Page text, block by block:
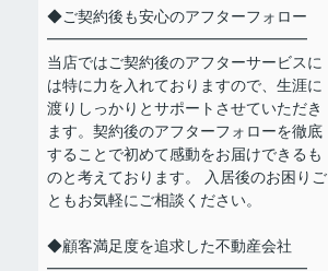
◆ご契約後も安心のアフターフォロー
━━━━━━━━━━━━━━━━━
当店ではご契約後のアフターサービスに
は特に力を入れておりますので、生涯に
渡りしっかりとサポートさせていただき
ます。契約後のアフターフォローを徹底
することで初めて感動をお届けできるも
のと考えております。 入居後のお困りご
ともお気軽にご相談ください。
◆顧客満足度を追求した不動産会社